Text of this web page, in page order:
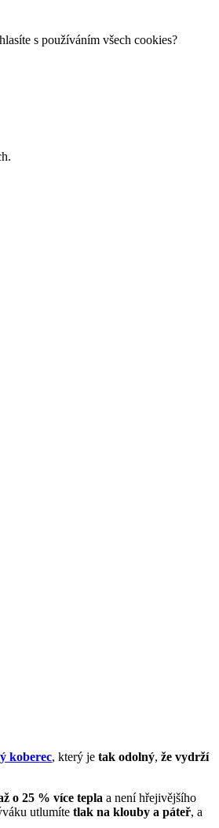
s používáním všech cookies?
koberec, který je tak odolný, že vydrží
o 25 % více tepla a není hřejivějšího
utlumíte tlak na klouby a páteř, a